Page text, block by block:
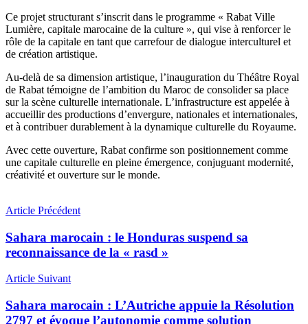
Ce projet structurant s’inscrit dans le programme « Rabat Ville
Lumière, capitale marocaine de la culture », qui vise à renforcer le
rôle de la capitale en tant que carrefour de dialogue interculturel et
de création artistique.
Au-delà de sa dimension artistique, l’inauguration du Théâtre Royal
de Rabat témoigne de l’ambition du Maroc de consolider sa place
sur la scène culturelle internationale. L’infrastructure est appelée à
accueillir des productions d’envergure, nationales et internationales,
et à contribuer durablement à la dynamique culturelle du Royaume.
Avec cette ouverture, Rabat confirme son positionnement comme
une capitale culturelle en pleine émergence, conjuguant modernité,
créativité et ouverture sur le monde.
Article Précédent
Sahara marocain : le Honduras suspend sa
reconnaissance de la « rasd »
Article Suivant
Sahara marocain : L’Autriche appuie la Résolution
2797 et évoque l’autonomie comme solution